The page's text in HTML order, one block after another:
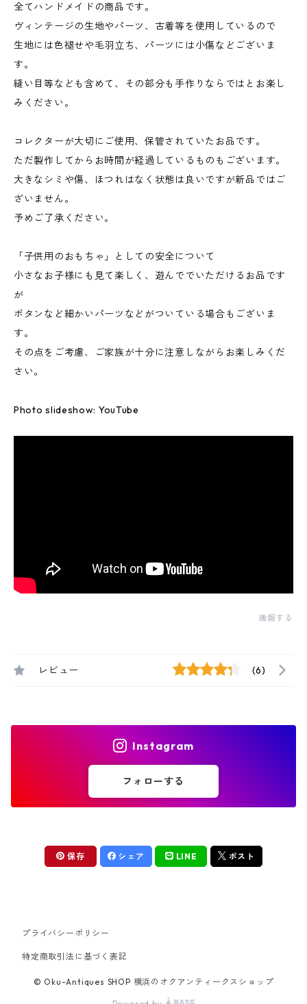
全てハンドメイドの商品です。
ヴィンテージの生地やパーツ、古着等を使用しているので
生地には色褪せや毛羽立ち、パーツには小傷などございま
す。
縫い目等なども含めて、その部分も手作りならではとお楽し
みください。
コレクターが大切にご使用、保管されていたお品です。
ただ製作してからお時間が経過しているものもございます。
大きなシミや傷、ほつれはなく状態は良いですが新品ではご
ざいません。
予めご了承ください。
「子供用のおもちゃ」としての安全について
小さなお子様にも見て楽しく、遊んででいただけるお品です
が
ボタンなど細かいパーツなどがついている場合もございま
す。
その点をご考慮、ご家族が十分に注意しながらお楽しみくだ
さい。
Photo slideshow: YouTube
通報する
レビュー (6)
Instagram
フォローする
保存 シェア LINE ポスト
プライバシーポリシー
特定商取引法に基づく表記
© Oku-Antiques SHOP 横浜のオクアンティークスショップ